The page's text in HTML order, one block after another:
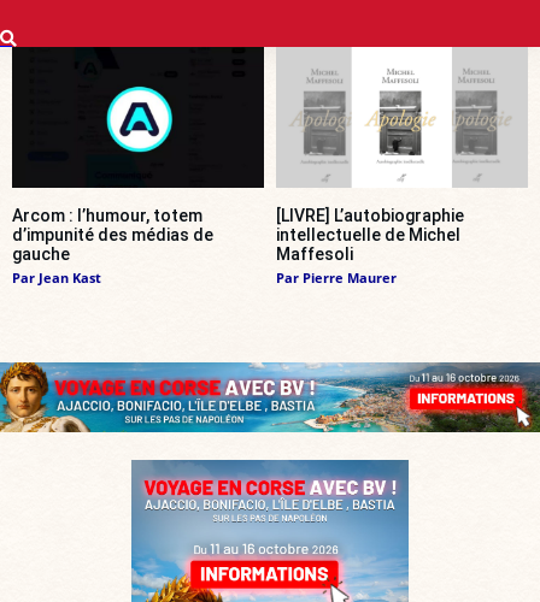
Arcom : l’humour, totem
d’impunité des médias de
gauche
Par Jean Kast
[LIVRE] L’autobiographie
intellectuelle de Michel
Maffesoli
Par Pierre Maurer